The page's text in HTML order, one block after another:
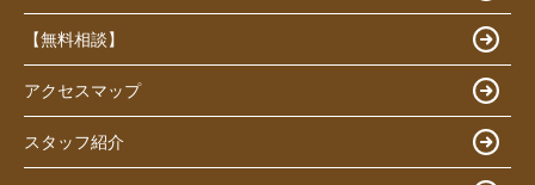
【無料相談】
アクセスマップ
スタッフ紹介